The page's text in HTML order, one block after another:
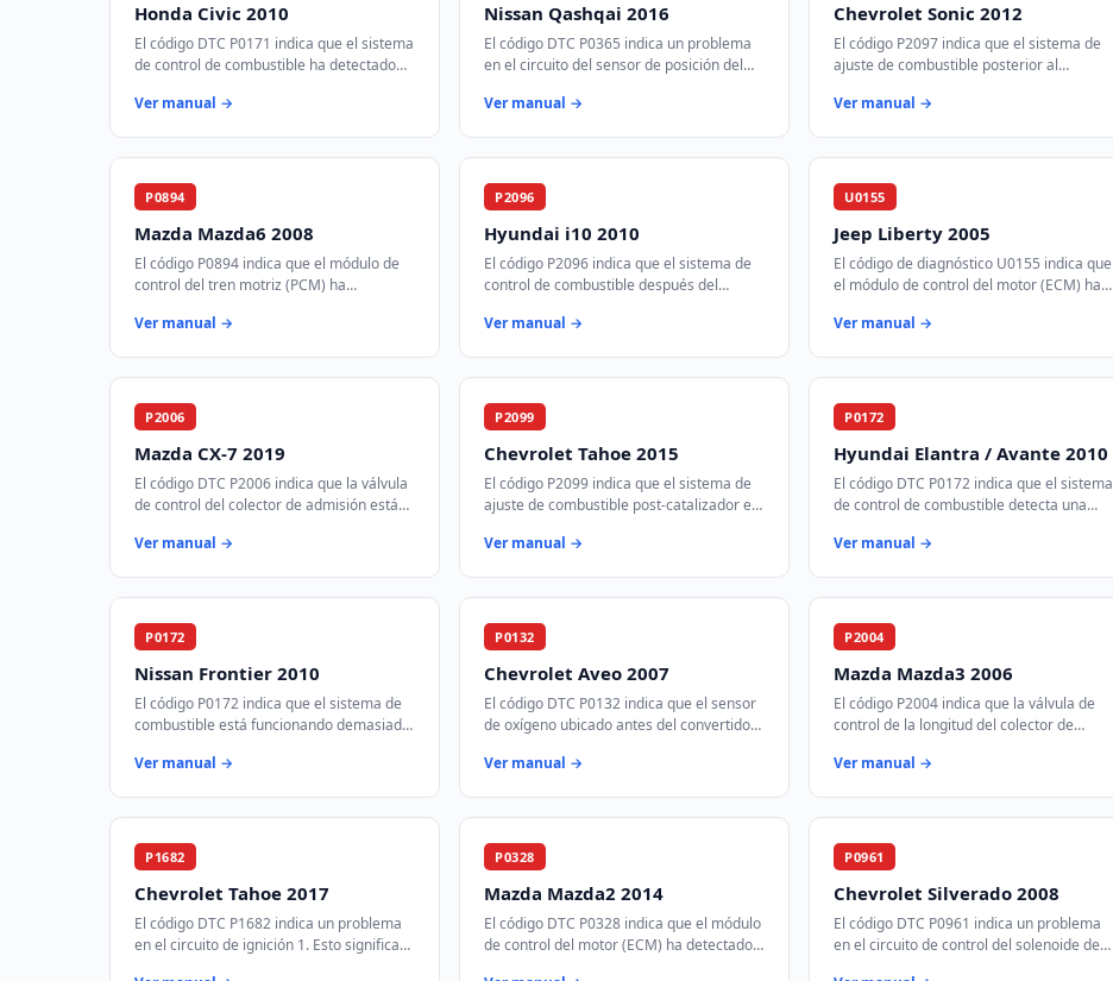
Honda Civic 2010
El código DTC P0171 indica que el sistema
de control de combustible ha detectado
demasiado pobre en el Banco 1. Est…
Ver manual →
Nissan Qashqai 2016
El código DTC P0365 indica un problema
en el circuito del sensor de posición del
crucial para el control del tie…
Ver manual →
Chevrolet Sonic 2012
El código P2097 indica que el sistema de
ajuste de combustible posterior al
funcionando demasiado rico. Esto
Ver manual →
P0894
Mazda Mazda6 2008
El código P0894 indica que el módulo de
control del tren motriz (PCM) ha
componentes de la transmisión. Esto
Ver manual →
P2096
Hyundai i10 2010
El código P2096 indica que el sistema de
control de combustible después del
funcionando demasiado pobre. Esto
Ver manual →
U0155
Jeep Liberty 2005
El código de diagnóstico U0155 indica que
el módulo de control del motor (ECM) ha
control de instrumentos (ICM) a tr…
Ver manual →
P2006
Mazda CX-7 2019
El código DTC P2006 indica que la válvula
de control del colector de admisión está
banco 1. Esto puede afectar el fl…
Ver manual →
P2099
Chevrolet Tahoe 2015
El código P2099 indica que el sistema de
ajuste de combustible post-catalizador en
mezcla demasiado rica. Esto signifi…
Ver manual →
P0172
Hyundai Elantra / Avante 2010
El código DTC P0172 indica que el sistema
de control de combustible detecta una
rica en el banco 1 del motor. Esto si…
Ver manual →
P0172
Nissan Frontier 2010
El código P0172 indica que el sistema de
combustible está funcionando demasiado
más combustible del necesario e…
Ver manual →
P0132
Chevrolet Aveo 2007
El código DTC P0132 indica que el sensor
de oxígeno ubicado antes del convertidor
un voltaje más alto de lo espe…
Ver manual →
P2004
Mazda Mazda3 2006
El código P2004 indica que la válvula de
control de la longitud del colector de
abierta. Esto afecta la eficiencia d…
Ver manual →
P1682
Chevrolet Tahoe 2017
El código DTC P1682 indica un problema
en el circuito de ignición 1. Esto significa
P0328
Mazda Mazda2 2014
El código DTC P0328 indica que el módulo
de control del motor (ECM) ha detectado
P0961
Chevrolet Silverado 2008
El código DTC P0961 indica un problema
en el circuito de control del solenoide de